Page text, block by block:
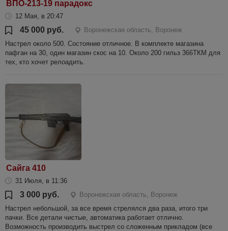
ВПО-213-19 парадокс
12 Мая, в 20:47
45 000 руб.
Воронежская область, Воронеж
Настрел около 500. Состояние отличное. В комплекте магазина
пафган на 30, один магазин скос на 10. Около 200 гильз 366ТКМ для
тех, кто хочет релоадить.
Сайга 410
31 Июля, в 11:36
3 000 руб.
Воронежская область, Воронеж
Настрел небольшой, за все время стрелялся два раза, итого три
пачки. Все детали чистые, автоматика работает отлично.
Возможность производить выстрел со сложенным прикладом (все